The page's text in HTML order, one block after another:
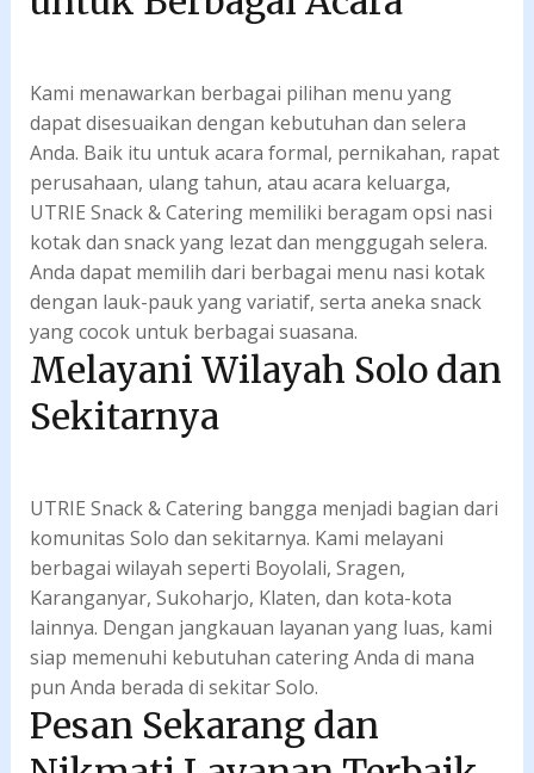
Kami menawarkan berbagai pilihan menu yang
dapat disesuaikan dengan kebutuhan dan selera
Anda. Baik itu untuk acara formal, pernikahan, rapat
perusahaan, ulang tahun, atau acara keluarga,
UTRIE Snack & Catering memiliki beragam opsi nasi
kotak dan snack yang lezat dan menggugah selera.
Anda dapat memilih dari berbagai menu nasi kotak
dengan lauk-pauk yang variatif, serta aneka snack
yang cocok untuk berbagai suasana.
Melayani Wilayah Solo dan
Sekitarnya
UTRIE Snack & Catering bangga menjadi bagian dari
komunitas Solo dan sekitarnya. Kami melayani
berbagai wilayah seperti Boyolali, Sragen,
Karanganyar, Sukoharjo, Klaten, dan kota-kota
lainnya. Dengan jangkauan layanan yang luas, kami
siap memenuhi kebutuhan catering Anda di mana
pun Anda berada di sekitar Solo.
Pesan Sekarang dan